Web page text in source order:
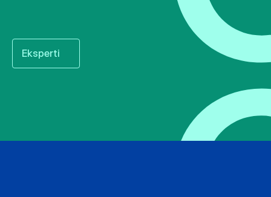
Eksperti